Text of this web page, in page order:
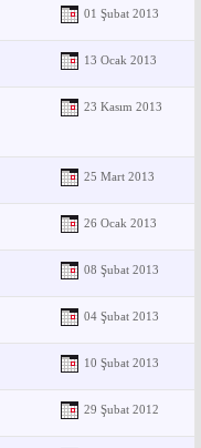
01 Şubat 2013
13 Ocak 2013
23 Kasım 2013
25 Mart 2013
26 Ocak 2013
08 Şubat 2013
04 Şubat 2013
10 Şubat 2013
29 Şubat 2012